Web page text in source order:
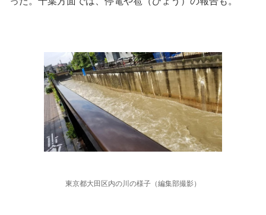
東京都大田区内の川の様子（編集部撮影）